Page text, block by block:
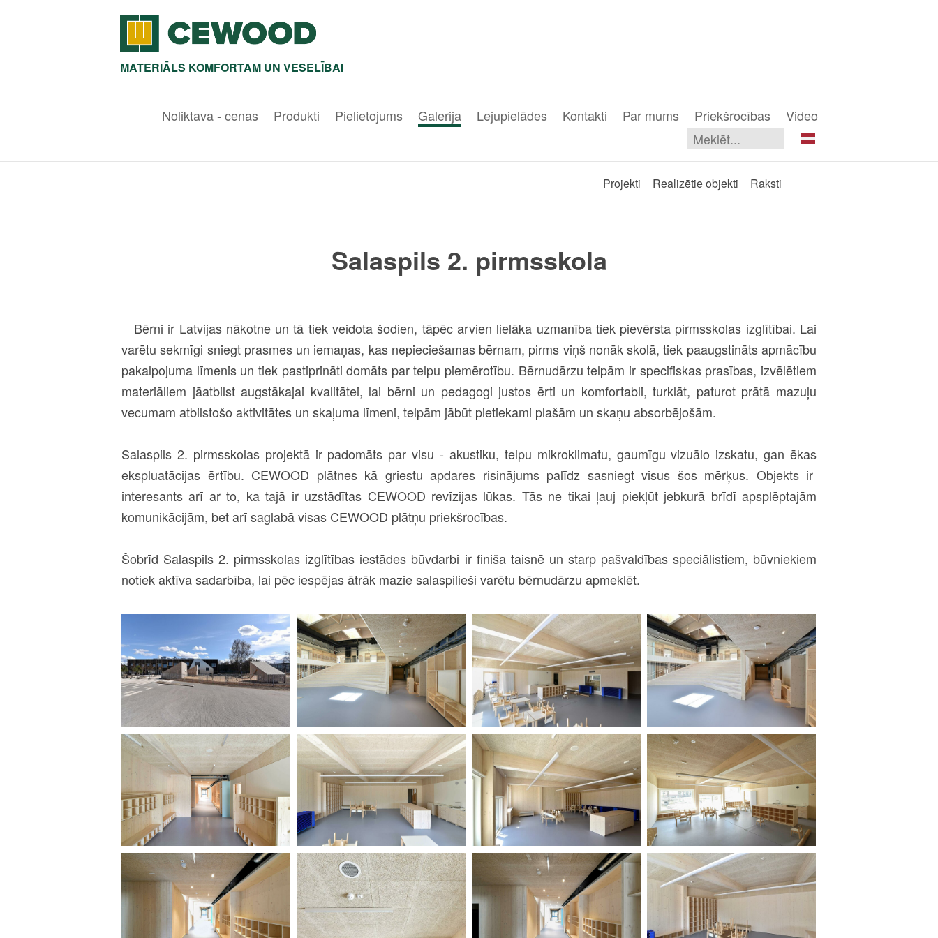
MATERIĀLS KOMFORTAM UN VESELĪBAI
Noliktava - cenas Produkti Pielietojums Galerija Lejupielādes Kontakti Par mums Priekšrocības Video
Projekti Realizētie objekti Raksti
Salaspils 2. pirmsskola
Bērni ir Latvijas nākotne un tā tiek veidota šodien, tāpēc arvien lielāka uzmanība tiek pievērsta pirmsskolas izglītībai. Lai
varētu sekmīgi sniegt prasmes un iemaņas, kas nepieciešamas bērnam, pirms viņš nonāk skolā, tiek paaugstināts apmācību
pakalpojuma līmenis un tiek pastiprināti domāts par telpu piemērotību. Bērnudārzu telpām ir specifiskas prasības, izvēlētiem
materiāliem jāatbilst augstākajai kvalitātei, lai bērni un pedagogi justos ērti un komfortabli, turklāt, paturot prātā mazuļu
vecumam atbilstošo aktivitātes un skaļuma līmeni, telpām jābūt pietiekami plašām un skaņu absorbējošām.
Salaspils 2. pirmsskolas projektā ir padomāts par visu - akustiku, telpu mikroklimatu, gaumīgu vizuālo izskatu, gan ēkas
ekspluatācijas ērtību. CEWOOD plātnes kā griestu apdares risinājums palīdz sasniegt visus šos mērķus. Objekts ir
interesants arī ar to, ka tajā ir uzstādītas CEWOOD revīzijas lūkas. Tās ne tikai ļauj piekļūt jebkurā brīdī apsplēptajām
komunikācijām, bet arī saglabā visas CEWOOD plātņu priekšrocības.
Šobrīd Salaspils 2. pirmsskolas izglītības iestādes būvdarbi ir finiša taisnē un starp pašvaldības speciālistiem, būvniekiem
notiek aktīva sadarbība, lai pēc iespējas ātrāk mazie salaspilieši varētu bērnudārzu apmeklēt.